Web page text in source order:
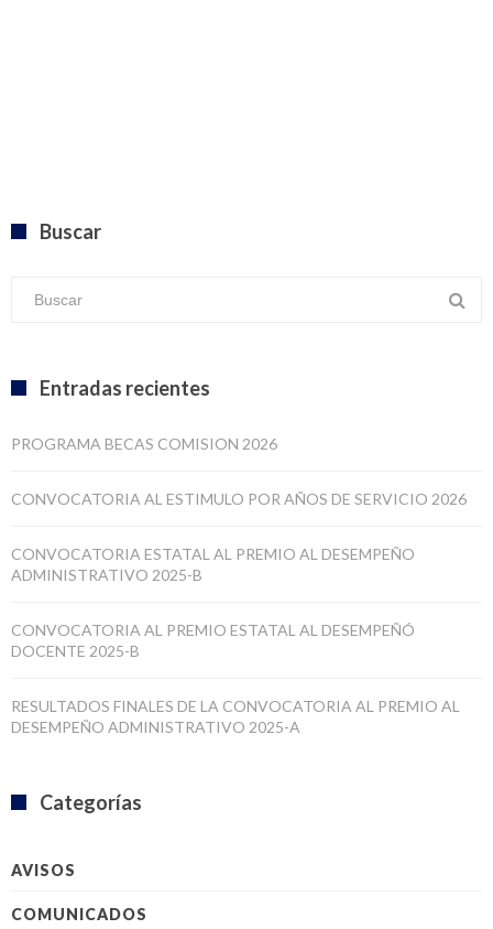
Buscar
Entradas recientes
PROGRAMA BECAS COMISION 2026
CONVOCATORIA AL ESTIMULO POR AÑOS DE SERVICIO 2026
CONVOCATORIA ESTATAL AL PREMIO AL DESEMPEÑO
ADMINISTRATIVO 2025-B
CONVOCATORIA AL PREMIO ESTATAL AL DESEMPEÑÓ
DOCENTE 2025-B
RESULTADOS FINALES DE LA CONVOCATORIA AL PREMIO AL
DESEMPEÑO ADMINISTRATIVO 2025-A
Categorías
AVISOS
COMUNICADOS